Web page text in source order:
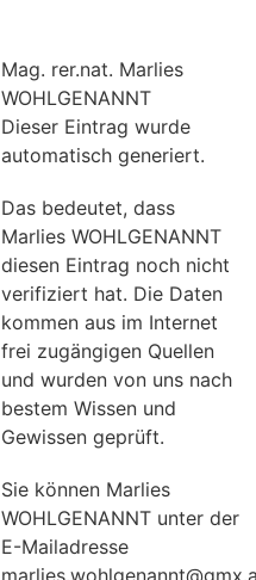
Mag. rer.nat. Marlies
WOHLGENANNT
Dieser Eintrag wurde
automatisch generiert.
Das bedeutet, dass
Marlies WOHLGENANNT
diesen Eintrag noch nicht
verifiziert hat. Die Daten
kommen aus im Internet
frei zugängigen Quellen
und wurden von uns nach
bestem Wissen und
Gewissen geprüft.
Sie können Marlies
WOHLGENANNT unter der
E-Mailadresse